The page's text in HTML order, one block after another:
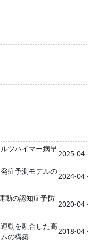
ツハイマー病早
2025-04
症予測モデルの
2024-04
動の認知症予防
2020-04
動を融合した高
の構築
2018-04